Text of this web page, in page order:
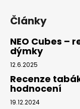
Články
NEO Cubes –
dýmky
12.6.2025
Recenze
hodnocení
19.12.2024